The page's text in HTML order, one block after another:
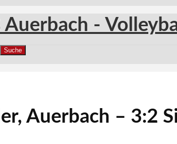
Suche
Auerbach – 3:2